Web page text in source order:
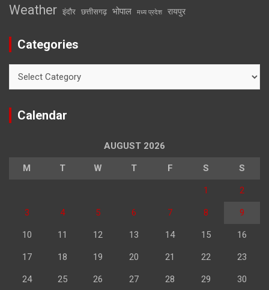
Weather इंदौर छत्तीसगढ़ भोपाल मध्य प्रदेश रायपुर
Categories
Calendar
AUGUST 2026
M T W T F S S
1 2
3 4 5 6 7 8 9
10 11 12 13 14 15 16
17 18 19 20 21 22 23
24 25 26 27 28 29 30